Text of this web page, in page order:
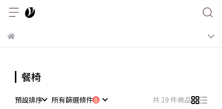
餐椅
預設排序 所有篩選條件 共 19 件商品